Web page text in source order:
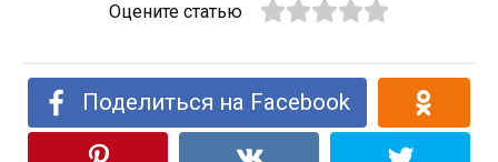
Оцените статью
Поделиться на Facebook